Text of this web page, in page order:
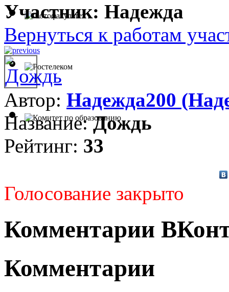
Участник: Надежда
Вернуться к работам
Автор: Надежда200
Название:Дождь
Рейтинг: 33
Голосование закрыто
Комментарии
Комментарии